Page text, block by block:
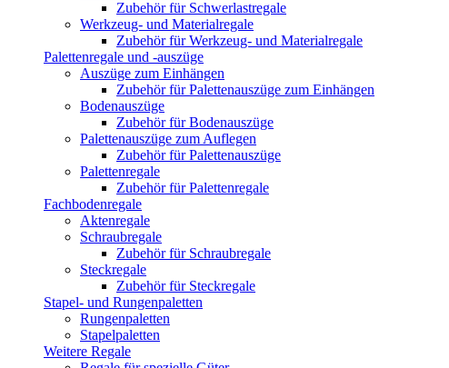
Zubehör für Schwerlastregale
Werkzeug- und Materialregale
Zubehör für Werkzeug- und Materialregale
Palettenregale und -auszüge
Auszüge zum Einhängen
Zubehör für Palettenauszüge zum Einhängen
Bodenauszüge
Zubehör für Bodenauszüge
Palettenauszüge zum Auflegen
Zubehör für Palettenauszüge
Palettenregale
Zubehör für Palettenregale
Fachbodenregale
Aktenregale
Schraubregale
Zubehör für Schraubregale
Steckregale
Zubehör für Steckregale
Stapel- und Rungenpaletten
Rungenpaletten
Stapelpaletten
Weitere Regale